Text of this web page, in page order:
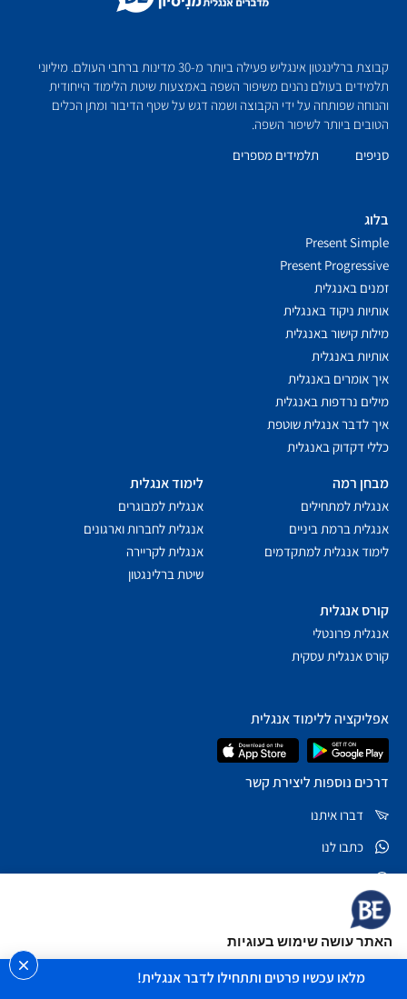
האתר עושה שימוש בעוגיות
לידיעתך, האתר משתמש בקבצי cookies וטכנולוגיות ניטור נוספות, על
מנת לספק חוויית גלישה טובה יותר וכן למטרות שיווק, פרסום, תוכן,
קבוצת ברלינגטון אינגליש פעילה ביותר מ-30 מדינות ברחבי העולם. מיליוני
תלמידים בעולם נהנים משיפור השפה באמצעות שיטת הלימוד הייחודית
והנוחה שפותחה על ידי הקבוצה ושמה דגש על שטף הדיבור ומתן הכלים
הטובים ביותר לשיפור השפה.
סניפים
תלמידים מספרים
קורס אנגלית
אנגלית פרונטלי
קורס אנגלית עסקית
לימוד אנגלית
אנגלית למבוגרים
אנגלית לחברות וארגונים
אנגלית לקריירה
שיטת ברלינגטון
מבחן רמה
אנגלית למתחילים
אנגלית ברמת ביניים
לימוד אנגלית למתקדמים
בלוג
Present Simple
Present Progressive
זמנים באנגלית
אותיות ניקוד באנגלית
מילות קישור באנגלית
אותיות באנגלית
איך אומרים באנגלית
מילים נרדפות באנגלית
איך לדבר אנגלית שוטפת
כללי דקדוק באנגלית
בקרו אותנו ברשתות
דרכים נוספות ליצירת קשר
דברו איתנו
כתבו לנו
שאלות נפוצות
*5878
אפליקציה ללימוד אנגלית
מלאו עכשיו פרטים ותתחילו לדבר אנגלית!